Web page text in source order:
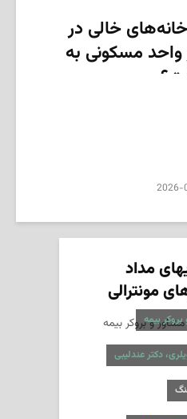
خالی در
یا ۲۵ هزار واحد مسکونی به
2026-
مداد
مونترالی
بیمه
دکتر عندلیبی